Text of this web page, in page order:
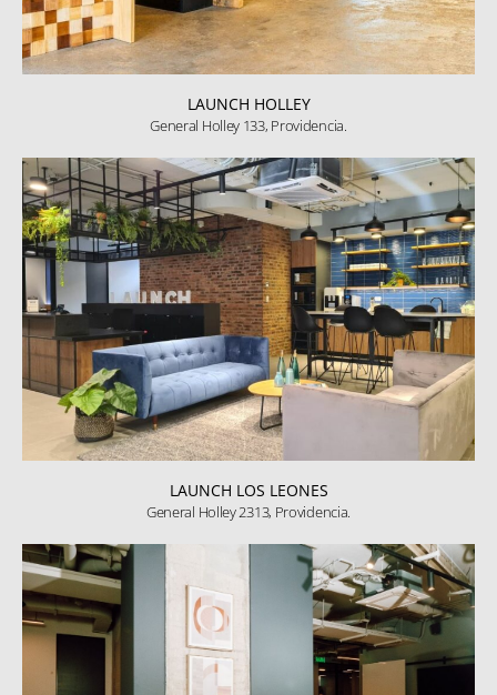
LAUNCH HOLLEY
General Holley 133, Providencia.
LAUNCH LOS LEONES
General Holley 2313, Providencia.